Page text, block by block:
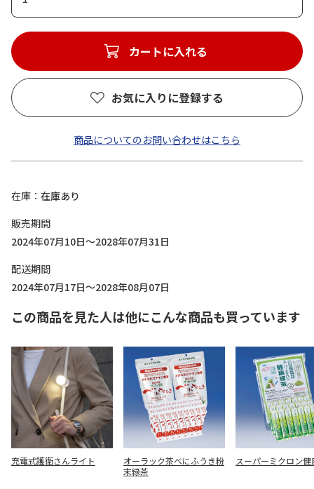
カートに入れる
お気に入りに登録する
商品についてのお問い合わせはこちら
在庫
在庫あり
販売期間
2024年07月10日～2028年07月31日
配送期間
2024年07月17日～2028年08月07日
この商品を見た人は他にこんな商品も買っています
充電式護衛さんライト
オーラック茶べにふうき粉
末緑茶
スーパーミクロン健